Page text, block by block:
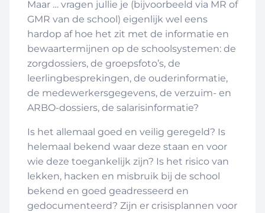
Maar … vragen jullie je (bijvoorbeeld via MR of
GMR van de school) eigenlijk wel eens
hardop af hoe het zit met de informatie en
bewaartermijnen op de schoolsystemen: de
zorgdossiers, de groepsfoto’s, de
leerlingbesprekingen, de ouderinformatie,
de medewerkersgegevens, de verzuim- en
ARBO-dossiers, de salarisinformatie?
Is het allemaal goed en veilig geregeld? Is
helemaal bekend waar deze staan en voor
wie deze toegankelijk zijn? Is het risico van
lekken, hacken en misbruik bij de school
bekend en goed geadresseerd en
gedocumenteerd? Zijn er crisisplannen voor